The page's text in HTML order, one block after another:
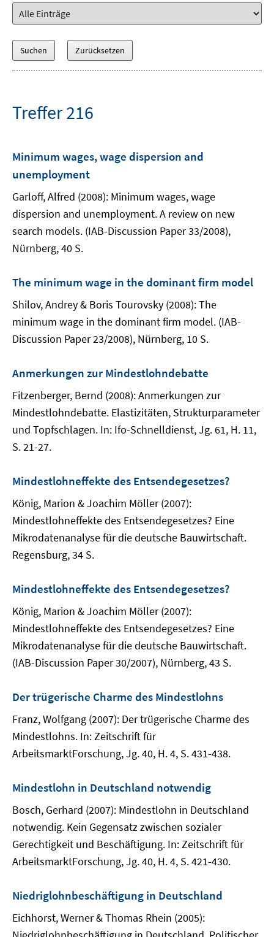
Treffer 216
Minimum wages, wage dispersion and
unemployment
Garloff, Alfred (2008): Minimum wages, wage
dispersion and unemployment. A review on new
search models. (IAB-Discussion Paper 33/2008),
Nürnberg, 40 S.
The minimum wage in the dominant firm model
Shilov, Andrey & Boris Tourovsky (2008): The
minimum wage in the dominant firm model. (IAB-
Discussion Paper 23/2008), Nürnberg, 10 S.
Anmerkungen zur Mindestlohndebatte
Fitzenberger, Bernd (2008): Anmerkungen zur
Mindestlohndebatte. Elastizitäten, Strukturparameter
und Topfschlagen. In: Ifo-Schnelldienst, Jg. 61, H. 11,
S. 21-27.
Mindestlohneffekte des Entsendegesetzes?
König, Marion & Joachim Möller (2007):
Mindestlohneffekte des Entsendegesetzes? Eine
Mikrodatenanalyse für die deutsche Bauwirtschaft.
Regensburg, 34 S.
Mindestlohneffekte des Entsendegesetzes?
König, Marion & Joachim Möller (2007):
Mindestlohneffekte des Entsendegesetzes? Eine
Mikrodatenanalyse für die deutsche Bauwirtschaft.
(IAB-Discussion Paper 30/2007), Nürnberg, 43 S.
Der trügerische Charme des Mindestlohns
Franz, Wolfgang (2007): Der trügerische Charme des
Mindestlohns. In: Zeitschrift für
ArbeitsmarktForschung, Jg. 40, H. 4, S. 431-438.
Mindestlohn in Deutschland notwendig
Bosch, Gerhard (2007): Mindestlohn in Deutschland
notwendig. Kein Gegensatz zwischen sozialer
Gerechtigkeit und Beschäftigung. In: Zeitschrift für
ArbeitsmarktForschung, Jg. 40, H. 4, S. 421-430.
Niedriglohnbeschäftigung in Deutschland
Eichhorst, Werner & Thomas Rhein (2005):